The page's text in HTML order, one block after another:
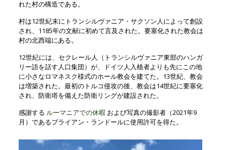
れた村の構造である。
村は12世紀末にトランシルヴァニア・サクソン人によって創設
され、1185年の文献に初めて言及された。要塞化された教会は
村の北西端にある。
12世紀には、セクレール人（トランシルヴァニア東部のハンガ
リー語を話す人口集団）が、ドイツ人入植者よりも先にこの地
に小さなロマネスク様式のホール教会を建てた。13世紀、教会
は増築された。最初のトルコ侵攻の後、教会は14世紀に要塞化
され、防衛塔を備えた防衛リングが建設された。
感謝する ルーマニアでの休暇 および写真の撮影者（2021年9
月）であるブライアン・ランドールに使用許可を得た。